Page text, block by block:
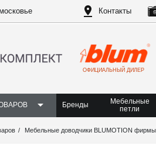
Контакты
ОФИЦИАЛЬНЫЙ ДИЛЕР
Бренды
Мебельные
петли
Мебельные доводчики BLUMOTION